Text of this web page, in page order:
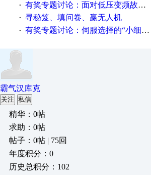
· 有奖专题讨论：面对低压变频故障，老手是这样解决的！
· 寻秘笈、填问卷、赢无人机
· 有奖专题讨论：伺服选择的“小细节大学问”奖励公告
霸气汉库克
关注 私信
精华：0帖
求助：0帖
帖子：0帖 | 75回
年度积分：0
历史总积分：102